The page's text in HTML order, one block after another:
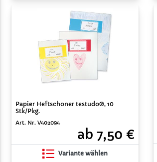
Papier Heftschoner testudo®, 10
Stk/Pkg.
Art. Nr. V402094
ab 7,50 €
Variante wählen